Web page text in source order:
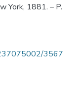
York, 1881. – P.
3567